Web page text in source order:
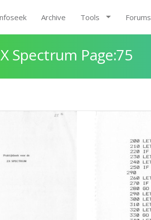
Archive Tools Forums
Spectrum Page:75